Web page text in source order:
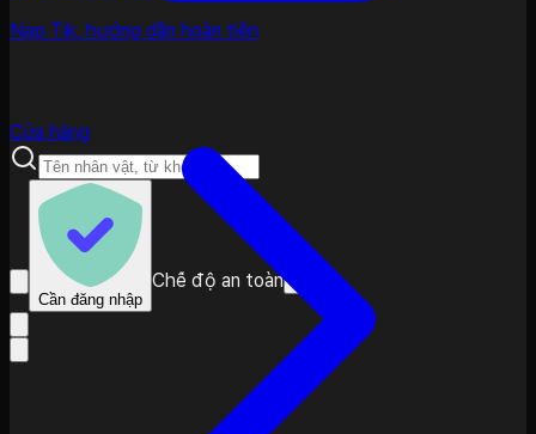
Cửa hàng
Cần đăng nhập
Chế độ an toàn
Nạp Tik, hướng dẫn hoàn tiền